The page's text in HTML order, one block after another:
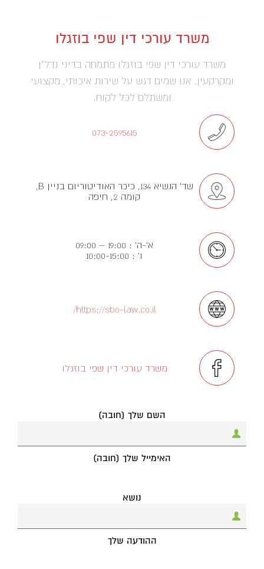
משרד עורכי דין שפי בוזגלו
משרד עורכי דין שפי בוזגלו מתמחה בדיני נדל"ן
ומקרקעין. אנו שמים דגש על שירות איכותי, מקצועי
ומשתלם לכל לקוח.
073-2595615
קומה 2, חיפה
א’-ה’ : 19:00 – 09:00
ו’ : 10:00-15:00
https://sbo-law.co.il/
משרד עורכי דין שפי בוזגלו
השם שלך (חובה)
האימייל שלך (חובה)
נושא
ההודעה שלך